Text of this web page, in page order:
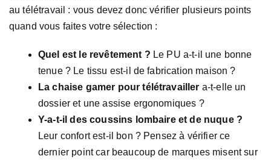
au télétravail : vous devez donc vérifier plusieurs points
quand vous faites votre sélection :
Quel est le revêtement ? Le PU a-t-il une bonne
tenue ? Le tissu est-il de fabrication maison ?
La chaise gamer pour télétravailler a-t-elle un
dossier et une assise ergonomiques ?
Y-a-t-il des coussins lombaire et de nuque ?
Leur confort est-il bon ? Pensez à vérifier ce
dernier point car beaucoup de marques misent sur